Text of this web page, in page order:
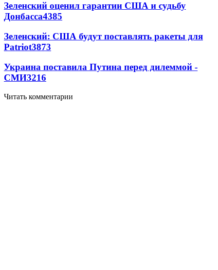
Зеленский оценил гарантии США и судьбу
Донбасса4385
Зеленский: США будут поставлять ракеты для
Patriot3873
Украина поставила Путина перед дилеммой -
СМИ3216
Читать комментарии